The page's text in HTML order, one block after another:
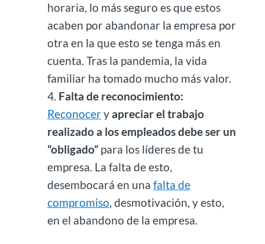
horaria, lo más seguro es que estos
acaben por abandonar la empresa por
otra en la que esto se tenga más en
cuenta. Tras la pandemia, la vida
familiar ha tomado mucho más valor.
Falta de reconocimiento:
Reconoceryapreciar el trabajo
realizado a los empleados debe ser un
“obligado”para los líderes de tu
empresa. La falta de esto,
desembocará en una falta de
compromiso, desmotivación, y esto,
en el abandono de la empresa.